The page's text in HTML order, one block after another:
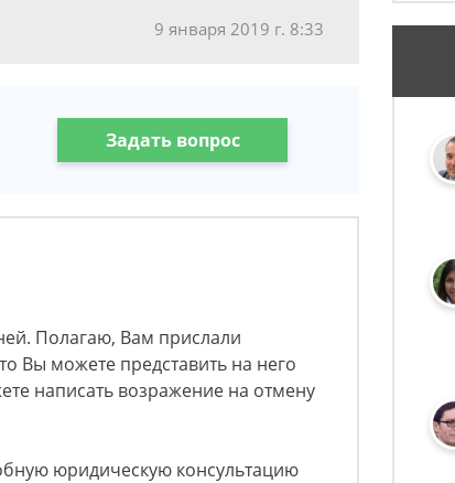
9 января 2019 г. 8:33
Задать вопрос
Полагаю, Вам прислали
Вы можете представить на него
написать возражение на отмену
юридическую консультацию